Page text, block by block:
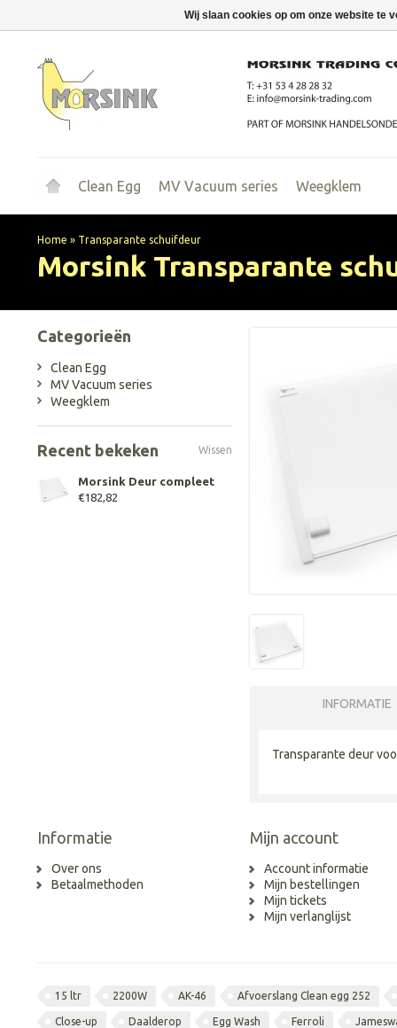
Clean Egg MV Vacuum series Weegklem
Home » Transparante schuifdeur
Morsink Transparante
INFORMATIE
Transparante deur
Categorieën
Clean Egg
MV Vacuum series
Weegklem
Recent bekeken Wissen
Morsink Deur compleet
€182,82
Informatie
Over ons
Betaalmethoden
Mijn account
Account informatie
Mijn bestellingen
Mijn tickets
Mijn verlanglijst
15 ltr 2200W AK-46 Afvoerslang Clean egg 252
Close-up Daalderop Egg Wash Ferroli
Wij slaan cookies op om onze website te